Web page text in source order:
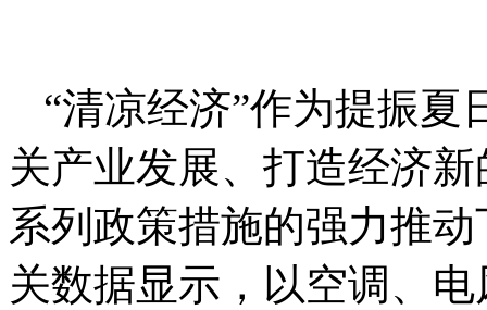
“清凉经济”作为提振
关产业发展、打造经济
系列政策措施的强力推
关数据显示，以空调、